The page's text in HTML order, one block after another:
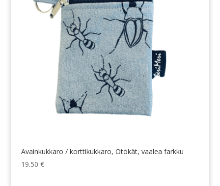
Avainkukkaro / korttikukkaro, Ötökät, vaalea farkku
19.50 €